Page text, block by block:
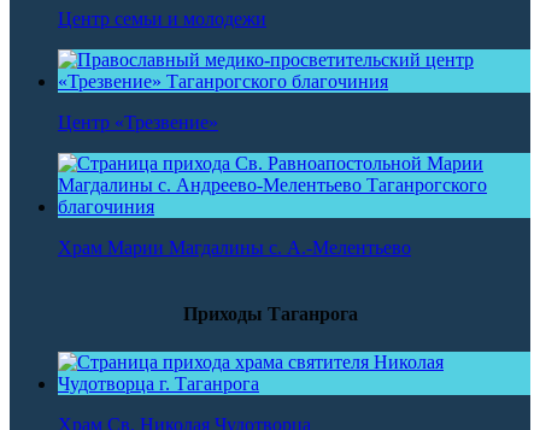
Центр семьи и молодежи
Центр «Трезвение»
Храм Марии Магдалины с. А.-Мелентьево
Приходы Таганрога
Храм Св. Николая Чудотворца